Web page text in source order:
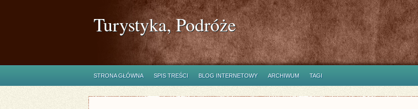
Turystyka, Podróże
STRONA GŁÓWNA SPIS TREŚCI BLOG INTERNETOWY ARCHIWUM TAGI